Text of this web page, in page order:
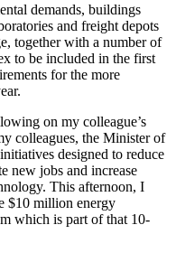
demands, buildings
and freight depots
together with a number of
to be included in the first
for the more
on my colleague’s
colleagues, the Minister of
designed to reduce
new jobs and increase
This afternoon, I
$10 million energy
which is part of that 10-